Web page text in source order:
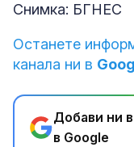
Снимка: БГНЕС
Останете
канала ни в
Добави ни
в Google